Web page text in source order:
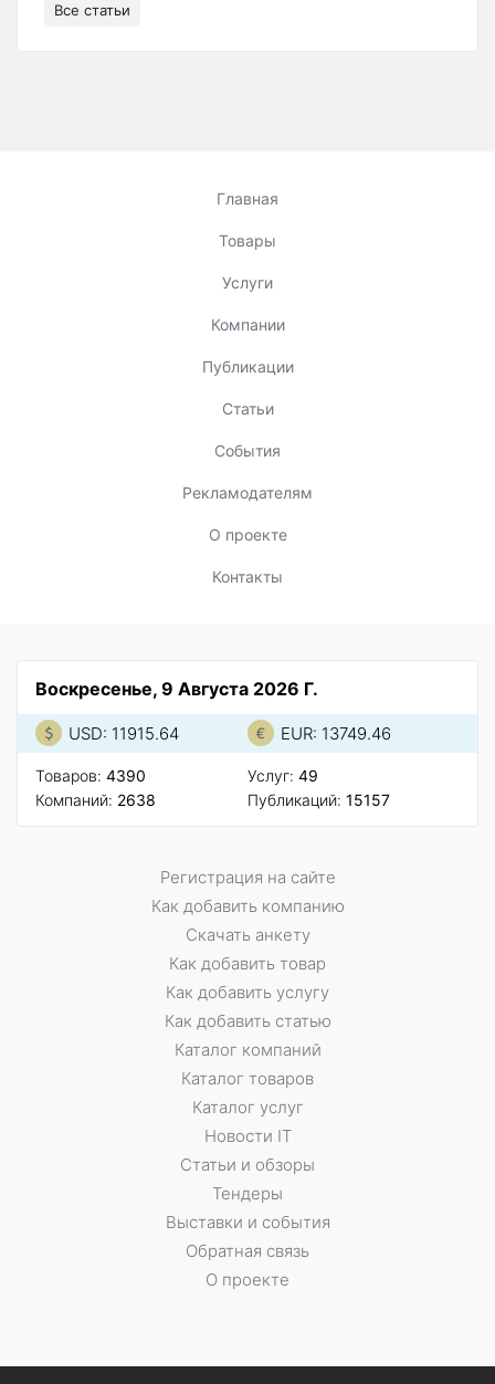
Все статьи
Главная
Товары
Услуги
Компании
Публикации
Статьи
События
Рекламодателям
О проекте
Контакты
Воскресенье, 9 Августа 2026 Г.
USD: 11915.64 EUR: 13749.46
Товаров: 4390
Компаний: 2638
Услуг: 49
Публикаций: 15157
Регистрация на сайте
Как добавить компанию
Скачать анкету
Как добавить товар
Как добавить услугу
Как добавить статью
Каталог компаний
Каталог товаров
Каталог услуг
Новости IT
Статьи и обзоры
Тендеры
Выставки и события
Обратная связь
О проекте